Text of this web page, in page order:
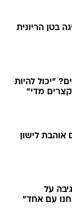
בטן הריונית
"יכול להיות
מדי"
אוהבת לישון
על
עם אחד"